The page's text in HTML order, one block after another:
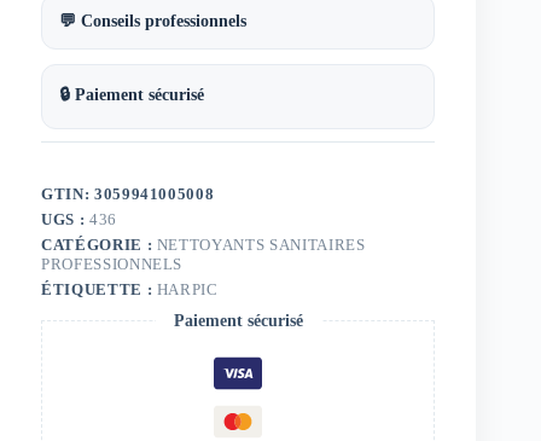
💬 Conseils professionnels
🔒 Paiement sécurisé
GTIN: 3059941005008
UGS : 436
CATÉGORIE : NETTOYANTS SANITAIRES
PROFESSIONNELS
ÉTIQUETTE : HARPIC
Paiement sécurisé